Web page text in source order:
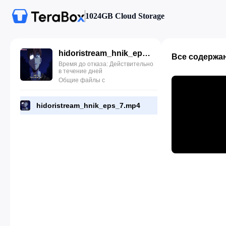
1024GB Cloud Storage
hidoristream_hnik_eps_7.mp4
Время до отказа: Действительно
в течение дней
Общие файлы с
hidoristream_hnik_eps_7.mp4
Все